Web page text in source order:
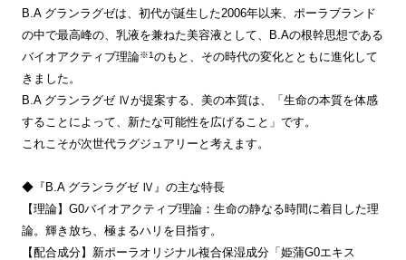
B.A グランラグゼは、初代が誕生した2006年以来、ポーラブランド
の中で最高峰の、乳液を兼ねた美容液として、B.Aの根幹思想である
バイオアクティブ理論※1のもと、その時代の変化とともに進化して
きました。
B.A グランラグゼ Ⅳが提案する、美の本質は、「生命の本質を体感
することによって、新たな可能性を広げること」です。
これこそが次世代ラグジュアリーと考えます。
◆『B.A グランラグゼ Ⅳ』の主な特長
【理論】G0バイオアクティブ理論：生命の静なる時間に着目した理
論。輝き放ち、極まるハリを目指す。
【配合成分】新ポーラオリジナル複合保湿成分「姫蒲G0エキス